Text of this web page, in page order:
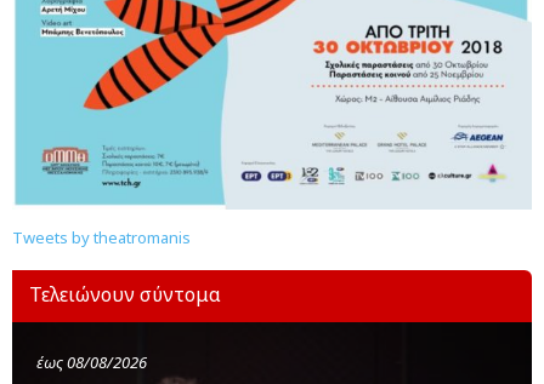
Tweets by theatromanis
Τελειώνουν σύντομα
έως 08/08/2026